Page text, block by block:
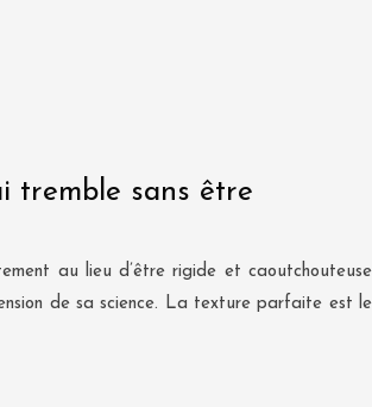
tremble sans être
au lieu d’être rigide et caoutchouteuse
de sa science. La texture parfaite est le